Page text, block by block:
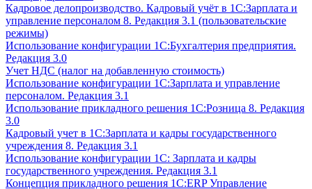
Кадровое делопроизводство. Кадровый учёт в 1С:Зарплата и
управление персоналом 8. Редакция 3.1 (пользовательские
режимы)
Использование конфигурации 1С:Бухгалтерия предприятия.
Редакция 3.0
Учет НДС (налог на добавленную стоимость)
Использование конфигурации 1С:Зарплата и управление
персоналом. Редакция 3.1
Использование прикладного решения 1С:Розница 8. Редакция
3.0
Кадровый учет в 1С:Зарплата и кадры государственного
учреждения 8. Редакция 3.1
Использование конфигурации ‎1С: Зарплата и кадры
государственного учреждения. Редакция 3.1
Концепция прикладного решения 1С:ERP Управление